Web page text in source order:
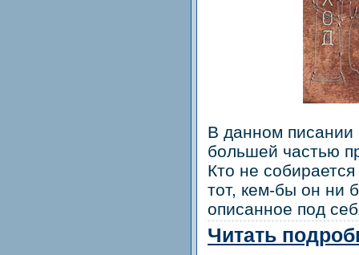
В данном писании
большей частью
Кто не
тот, кем-бы он ни
описанное под
Читать